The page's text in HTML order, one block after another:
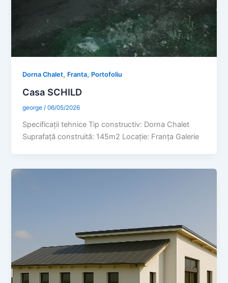
Dorna Chalet, Franta, Portofoliu
Casa SCHILD
george/06/05/2026
Specificaţii tehnice Tip constructiv: Dorna Chalet
Suprafaţă construită: 145m2 Locație: Franța Galerie